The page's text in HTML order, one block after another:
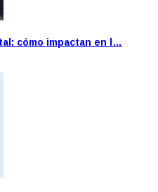
cómo impactan en l…